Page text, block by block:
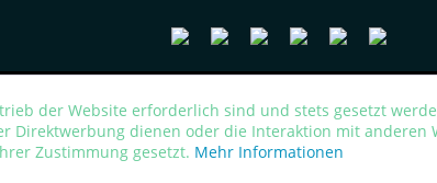
der Website erforderlich sind und stets gesetzt
Direktwerbung dienen oder die Interaktion mit anderen
Zustimmung gesetzt. Mehr Informationen